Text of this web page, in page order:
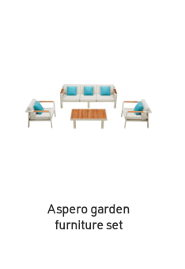
Aspero garden
furniture set